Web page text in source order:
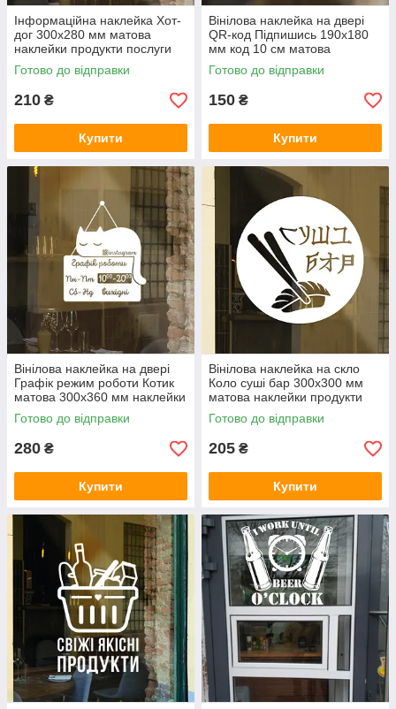
Інформаційна наклейка Хот-
дог 300х280 мм матова
наклейки продукти послуги
декор для бізнесу
Готово до відправки
210 ₴
Купити
Вінілова наклейка на двері
QR-код Підпишись 190х180
мм код 10 см матова
наклейки для бізнесу графік
роботи
Готово до відправки
150 ₴
Купити
Вінілова наклейка на двері
Графік режим роботи Котик
матова 300х360 мм наклейки
для бізнесу графік роботи
Готово до відправки
280 ₴
Купити
Вінілова наклейка на скло
Коло суші бар 300х300 мм
матова наклейки продукти
декор для бізнесу
Готово до відправки
205 ₴
Купити